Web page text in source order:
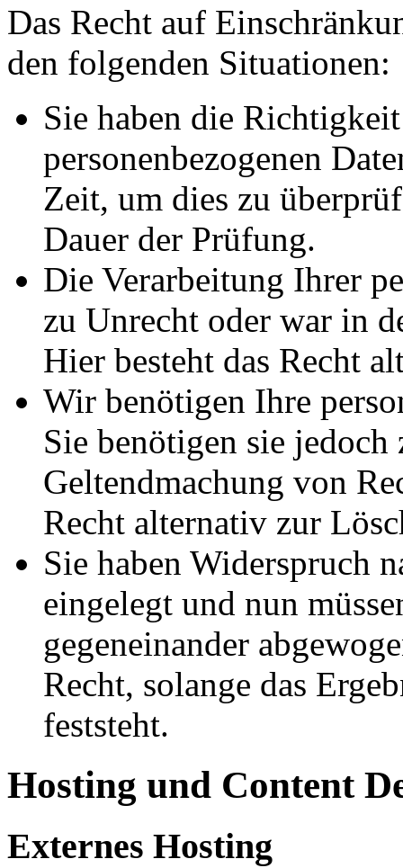
Das Recht auf
den folgenden Situationen:
Sie haben die
personenbezogenen
Zeit, um dies zu
Dauer der Prüfung.
Die Verarbeitung Ihrer
zu Unrecht oder war in
Hier besteht das Recht
Wir benötigen Ihre
Sie benötigen sie
Geltendmachung von
Recht alternativ zur
Sie haben Widerspruch
eingelegt und nun
gegeneinander
Recht, solange das
feststeht.
Hosting und Content
Externes Hosting